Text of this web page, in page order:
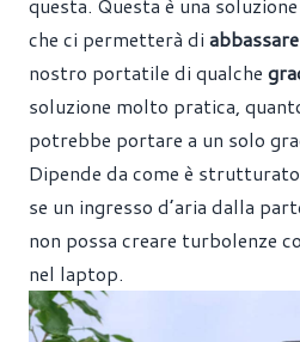
questa. Questa è una soluzione
che ci permetterà di
nostro portatile di qualche
soluzione molto pratica,
potrebbe portare a un solo
Dipende da come è
se un ingresso d’aria dalla
non possa creare turbolenze
nel laptop.